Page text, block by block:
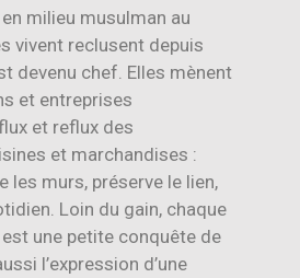
milieu musulman au
vivent reclusent depuis
devenu chef. Elles mènent
et entreprises
et reflux des
et marchandises :
les murs, préserve le lien,
Loin du gain, chaque
une petite conquête de
l’expression d’une